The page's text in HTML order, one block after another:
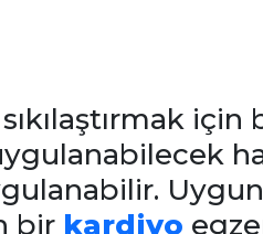
bir kardiyo